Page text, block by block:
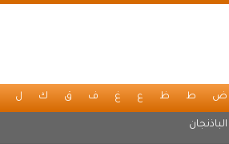
ض ط ظ ع غ ف ق ك ل